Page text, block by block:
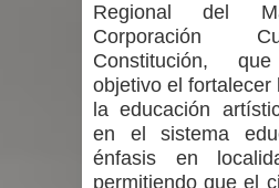
Regional del
Corporación
Constitución,
objetivo el fortalecer
la educación
en el sistema
énfasis en
permitiendo que el